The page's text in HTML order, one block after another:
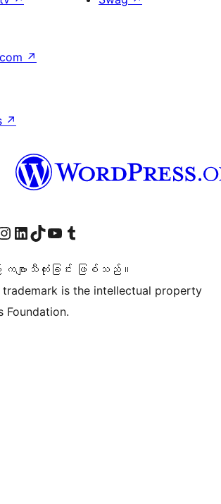
↗
↗
ကောင့်သို့ သွားရောက်ကြည့်ရှုပါ ကျွန်ုပ်တို့၏ LinkedIn အကောင့်သို့ သွားရောက်ကြည့်ရှုပါကျွန်ုပ်တို့၏ TikTok အကောင့်သို့ ဝင်ရောက်ကြည့်ရှုရန်
ကျွန်ုပ်တို့၏ YouTube ချန်နယ်သို့ သွားရောက်ကြည့်ရှုပါ ကျွန်ုပ်တို့၏ Tumblr အကောင့်သို့ ဝင်ရောက်ကြည့်ရှုရန်
ကဗျာသီကုံးခြင်း ဖြစ်သည်။
trademark is the intellectual property
Foundation.